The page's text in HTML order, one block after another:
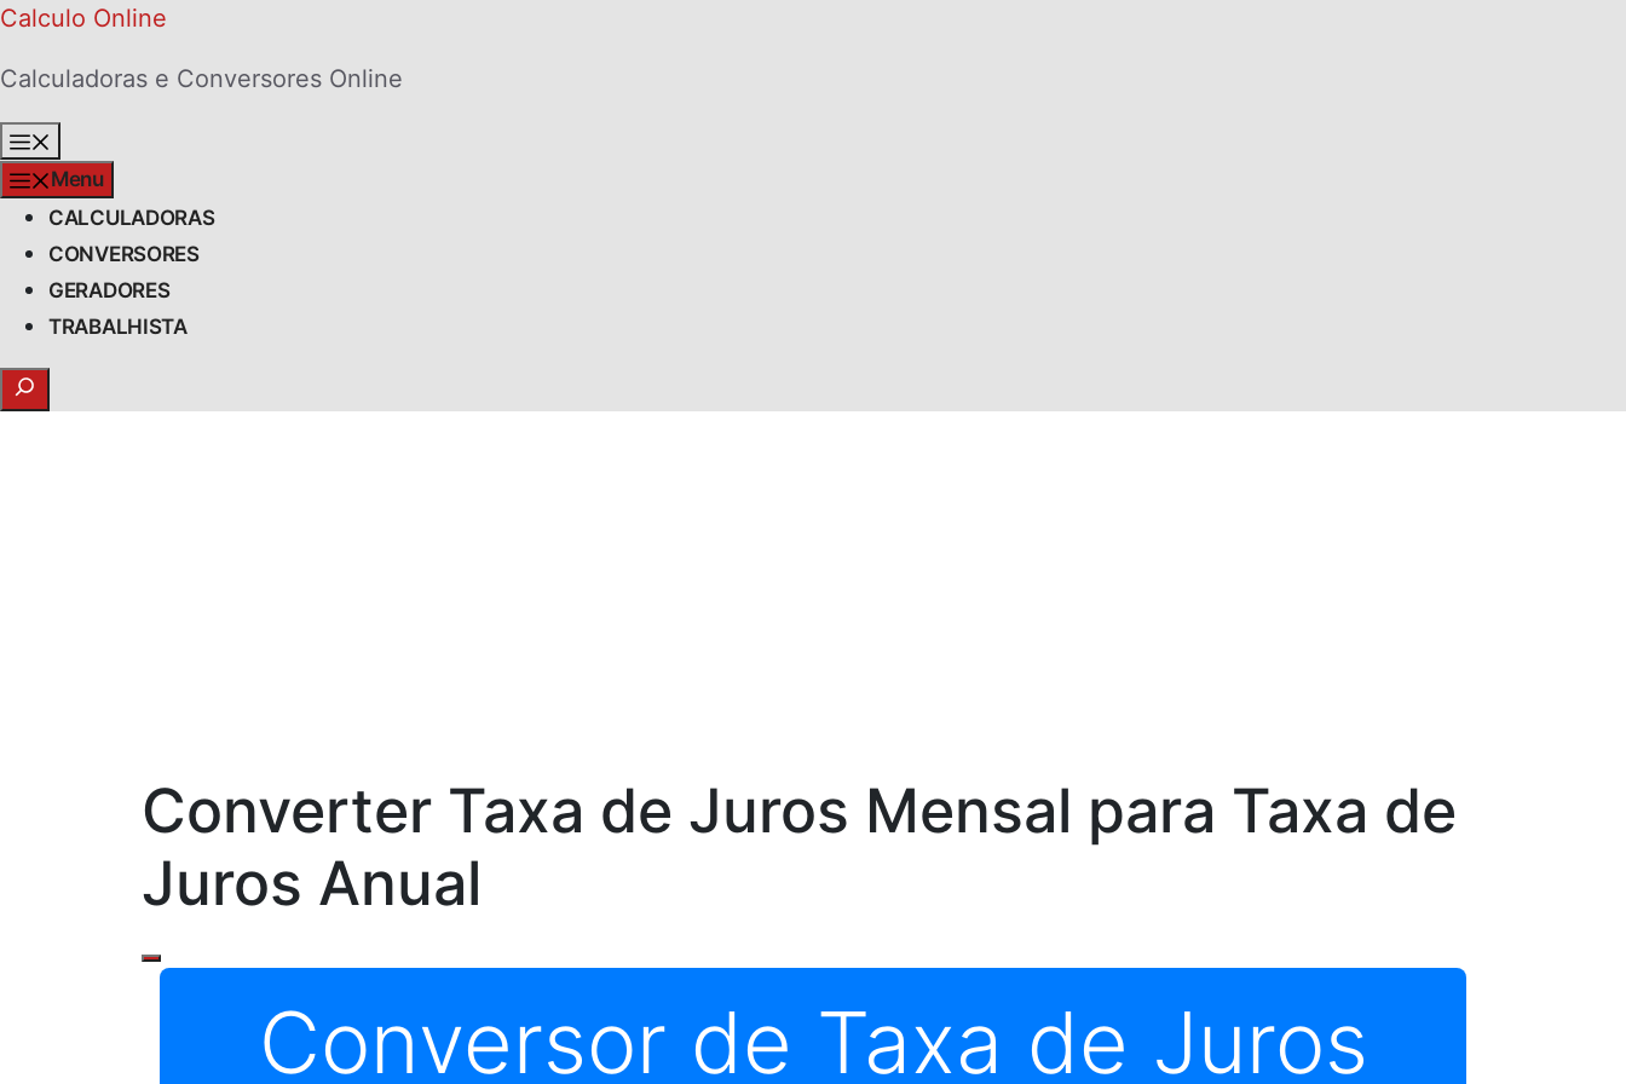
Skip
content
Calculo Online
Calculadoras e Conversores Online
Menu
CALCULADORAS
CONVERSORES
GERADORES
TRABALHISTA
Search
Converter Taxa de Juros Mensal para Taxa de
Juros Anual
Conversor de Taxa de Juros